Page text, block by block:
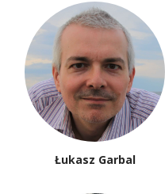
Łukasz Garbal